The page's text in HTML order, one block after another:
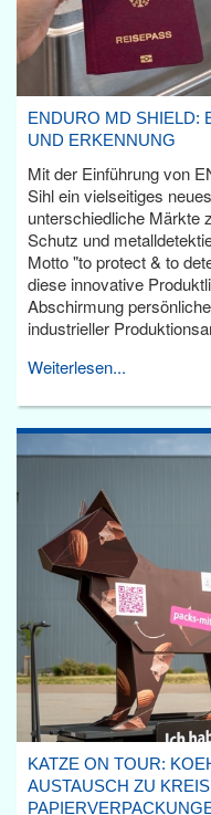
ENDURO MD SHIELD:
UND ERKENNUNG
Mit der Einführung von
Sihl ein vielseitiges
unterschiedliche Märkte
Schutz und
Motto "to protect & to
diese innovative
Abschirmung
industrieller
Weiterlesen...
KATZE ON TOUR:
AUSTAUSCH ZU